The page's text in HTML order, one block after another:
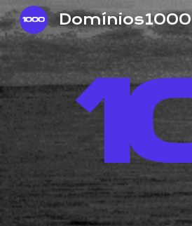
Domínios1000